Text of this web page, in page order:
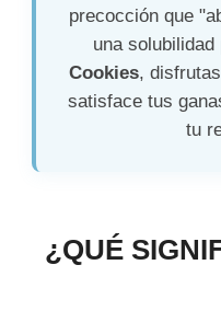
precocción que
una
Cookies,
satisface tus
tu
¿QUÉ